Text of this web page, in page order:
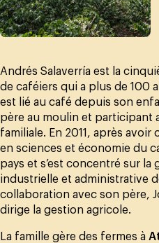
Andrés Salaverría est la
de caféiers qui a plus de 100
est lié au café depuis son
père au moulin et participant
familiale. En 2011, après
en sciences et économie du
pays et s’est concentré sur la
industrielle et administrative
collaboration avec son père,
dirige la gestion agricole.
La famille gère des fermes à